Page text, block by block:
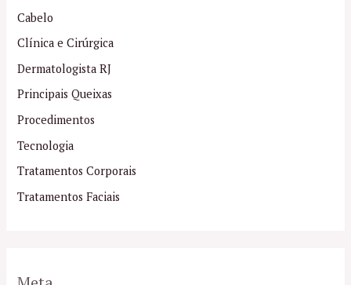
Cabelo
Clínica e Cirúrgica
Dermatologista RJ
Principais Queixas
Procedimentos
Tecnologia
Tratamentos Corporais
Tratamentos Faciais